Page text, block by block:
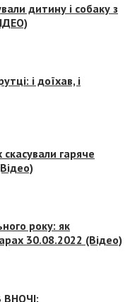
дитину і собаку з
і доїхав, і
гаряче
року: як
30.08.2022 (Відео)